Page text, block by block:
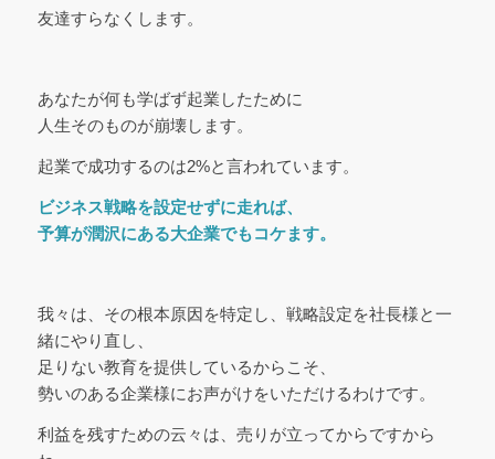
友達すらなくします。
あなたが何も学ばず起業したために
人生そのものが崩壊します。
起業で成功するのは2%と言われています。
ビジネス戦略を設定せずに走れば、
予算が潤沢にある大企業でもコケます。
我々は、その根本原因を特定し、戦略設定を社長様と一
緒にやり直し、
足りない教育を提供しているからこそ、
勢いのある企業様にお声がけをいただけるわけです。
利益を残すための云々は、売りが立ってからですから